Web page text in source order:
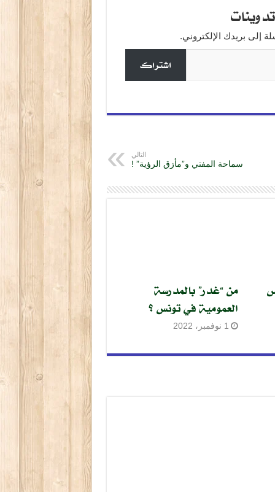
إلى بريدك الإلكتروني.
اشتراك
التالي
سماحة المفتي و”مأزق الرؤية” !
من “غدر” بالمدرسة
العمومية في تونس ؟
1 نوفمبر، 2022